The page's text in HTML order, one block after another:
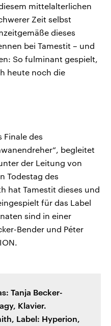
mittelalterlichen
Zeit selbst
dieses
bei Tamestit – und
So fulminant gespielt,
heute noch die
Finale des
begleitet
der Leitung von
Todestag des
hat Tamestit dieses und
für das Label
sind in einer
Bender und Péter
Tanja Becker-
Klavier.
Label: Hyperion,